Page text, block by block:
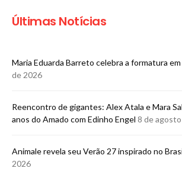
Últimas Notícias
Maria Eduarda Barreto celebra a formatura
de 2026
Reencontro de gigantes: Alex Atala e Mara
anos do Amado com Edinho Engel 8 de
Animale revela seu Verão 27 inspirado no
2026